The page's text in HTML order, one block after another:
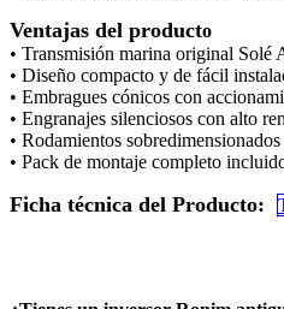
Ventajas del producto​
• Transmisión marina original Solé
• Diseño compacto y de fácil
• Embragues cónicos con
• Engranajes silenciosos con alto
• Rodamientos
• Pack de montaje completo
Ficha técnica del Producto: